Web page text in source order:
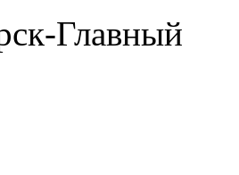
Главный